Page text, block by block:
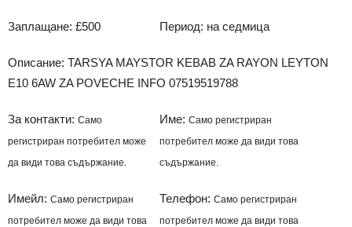
Заплащане: £500 Период: на седмица
Описание: TARSYA MAYSTOR KEBAB ZA RAYON LEYTON
E10 6AW ZA POVECHE INFO 07519519788
За контакти: Само
регистриран потребител може
да види това съдържание.
Име: Само регистриран
потребител може да види това
съдържание.
Имейл: Само регистриран
потребител може да види това
Телефон: Само регистриран
потребител може да види това